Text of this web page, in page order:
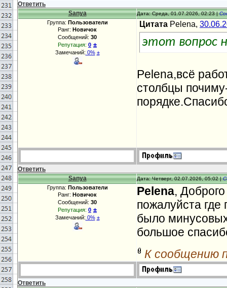
Ответить
Sanya
Дата: Среда, 01.07.2026, 02:23 |
Группа: Пользователи
Ранг: Новичок
Сообщений: 30
Репутация: 0 ±
Замечаний: 0% ±
Цитата Pelena,
этот вопрос
Pelena,всё
столбцы
Ответить
Sanya
Дата: Четверг, 02.07.2026, 05:02 |
Группа: Пользователи
Ранг: Новичок
Сообщений: 30
Репутация: 0 ±
Замечаний: 0% ±
Pelena,
пожалуйста где
было
большое
К сообщению
Ответить